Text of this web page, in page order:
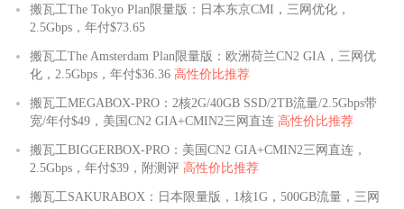
搬瓦工The Tokyo Plan限量版：日本东京CMI，三网优化，
2.5Gbps，年付$73.65
搬瓦工The Amsterdam Plan限量版：欧洲荷兰CN2 GIA，三网优
化，2.5Gbps，年付$36.36 高性价比推荐
搬瓦工MEGABOX-PRO：2核2G/40GB SSD/2TB流量/2.5Gbps带
宽/年付$49，美国CN2 GIA+CMIN2三网直连 高性价比推荐
搬瓦工BIGGERBOX-PRO：美国CN2 GIA+CMIN2三网直连，
2.5Gbps，年付$39，附测评 高性价比推荐
搬瓦工SAKURABOX：日本限量版，1核1G，500GB流量，三网